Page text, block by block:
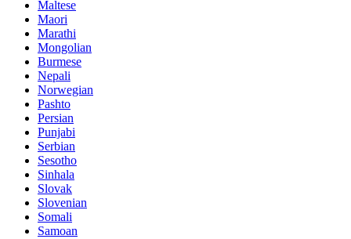
Maltese
Maori
Marathi
Mongolian
Burmese
Nepali
Norwegian
Pashto
Persian
Punjabi
Serbian
Sesotho
Sinhala
Slovak
Slovenian
Somali
Samoan